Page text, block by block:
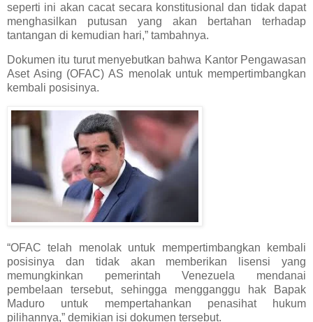
seperti ini akan cacat secara konstitusional dan tidak dapat
menghasilkan putusan yang akan bertahan terhadap
tantangan di kemudian hari,” tambahnya.
Dokumen itu turut menyebutkan bahwa Kantor Pengawasan
Aset Asing (OFAC) AS menolak untuk mempertimbangkan
kembali posisinya.
“OFAC telah menolak untuk mempertimbangkan kembali
posisinya dan tidak akan memberikan lisensi yang
memungkinkan pemerintah Venezuela mendanai
pembelaan tersebut, sehingga mengganggu hak Bapak
Maduro untuk mempertahankan penasihat hukum
pilihannya,” demikian isi dokumen tersebut.